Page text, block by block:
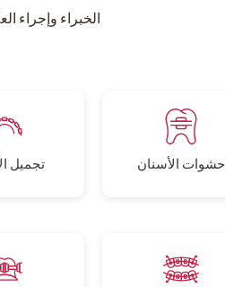
الخبراء وإجراء
حشوات الأسنان تجميل